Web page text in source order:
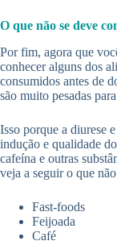
O que não se deve
Por fim, agora que
conhecer alguns dos
consumidos antes de
são muito pesadas
Isso porque a diurese
indução e qualidade
cafeína e outras
veja a seguir o que
Fast-foods
Feijoada
Café